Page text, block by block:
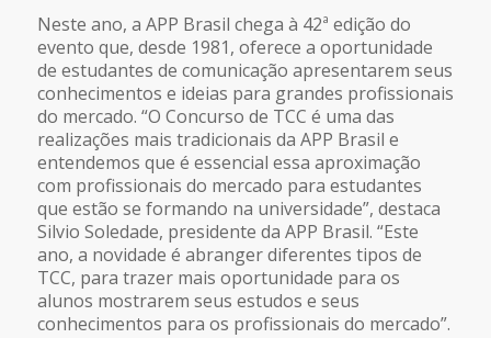
Neste ano, a APP Brasil chega à 42ª edição do
evento que, desde 1981, oferece a oportunidade
de estudantes de comunicação apresentarem seus
conhecimentos e ideias para grandes profissionais
do mercado. “O Concurso de TCC é uma das
realizações mais tradicionais da APP Brasil e
entendemos que é essencial essa aproximação
com profissionais do mercado para estudantes
que estão se formando na universidade”, destaca
Silvio Soledade, presidente da APP Brasil. “Este
ano, a novidade é abranger diferentes tipos de
TCC, para trazer mais oportunidade para os
alunos mostrarem seus estudos e seus
conhecimentos para os profissionais do mercado”.